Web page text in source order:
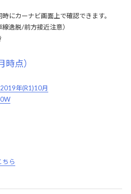
にカーナビ画面上で確認できます。
逸脱/前方接近注意）
点）
年(R1)10月
ちら